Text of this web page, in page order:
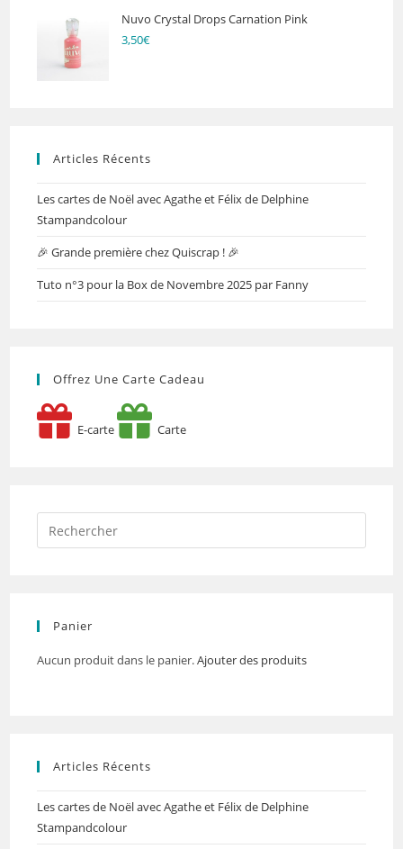
Nuvo Crystal Drops Carnation Pink
3,50€
Articles Récents
Les cartes de Noël avec Agathe et Félix de Delphine
Stampandcolour
🎉 Grande première chez Quiscrap ! 🎉
Tuto n°3 pour la Box de Novembre 2025 par Fanny
Offrez Une Carte Cadeau
E-carte Carte
Panier
Aucun produit dans le panier.Ajouter des produits
Articles Récents
Les cartes de Noël avec Agathe et Félix de Delphine
Stampandcolour